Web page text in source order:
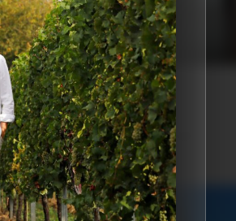
ERCK. Hotel
Zimmer: 23
DE-76669 Bad Schönborn (BW)
WEB:www.dein-erck.de